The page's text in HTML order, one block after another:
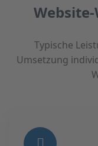
Website-
Typische
Umsetzung